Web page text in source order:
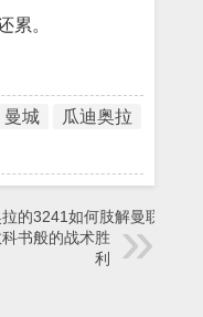
累。
曼城 瓜迪奥拉
的3241如何肢解曼联
书般的战术胜
利